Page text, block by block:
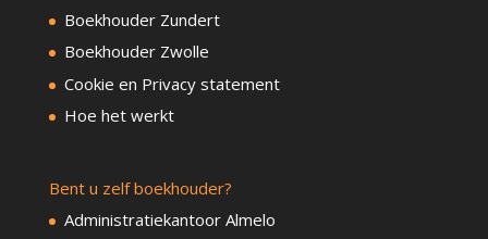
Boekhouder Zundert
Boekhouder Zwolle
Cookie en Privacy statement
Hoe het werkt
Bent u zelf boekhouder?
Administratiekantoor Almelo